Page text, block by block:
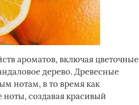
ароматов, включая цветочные
дерево. Древесные
нотам, в то время как
создавая красивый